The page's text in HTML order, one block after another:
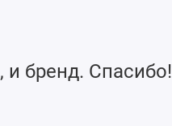
бренд. Спасибо!